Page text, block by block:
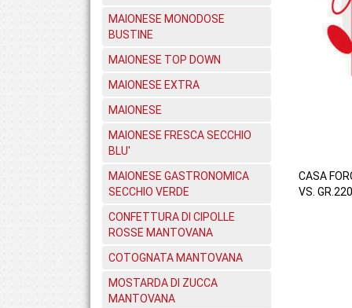
MAIONESE MONODOSE
BUSTINE
MAIONESE TOP DOWN
MAIONESE EXTRA
MAIONESE
MAIONESE FRESCA SECCHIO
BLU'
MAIONESE GASTRONOMICA
SECCHIO VERDE
CONFETTURA DI CIPOLLE
ROSSE MANTOVANA
COTOGNATA MANTOVANA
MOSTARDA DI ZUCCA
MANTOVANA
CASA
VS.